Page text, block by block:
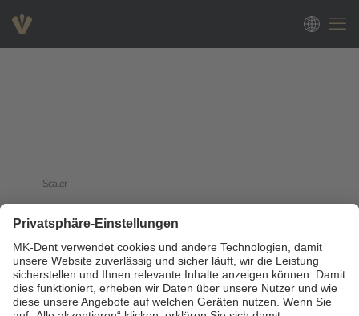
Scaler
0 Read more
Pulverstrahlgeräte